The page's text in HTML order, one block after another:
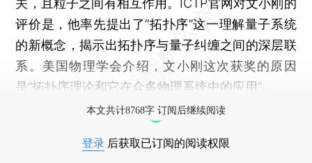
评价是，他率先提出了“拓扑序”这一理解量子系统
的新概念，揭示出拓扑序与量子纠缠之间的深层联
系。美国物理学会介绍，文小刚这次获奖的原因
是“拓扑序理论和它在众多物理系统中的应用”。
本文共计8768字 订阅后继续阅读
登录 后获取已订阅的阅读权限